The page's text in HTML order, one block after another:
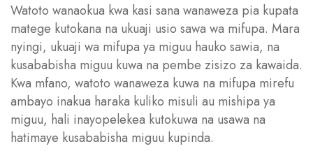
Watoto wanaokua kwa kasi sana wanaweza pia kupata
matege kutokana na ukuaji usio sawa wa mifupa. Mara
nyingi, ukuaji wa mifupa ya miguu hauko sawia, na
kusababisha miguu kuwa na pembe zisizo za kawaida.
Kwa mfano, watoto wanaweza kuwa na mifupa mirefu
ambayo inakua haraka kuliko misuli au mishipa ya
miguu, hali inayopelekea kutokuwa na usawa na
hatimaye kusababisha miguu kupinda.